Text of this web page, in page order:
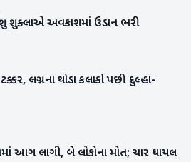
અવકાશમાં ઉડાન ભરી
લગ્નના થોડા કલાકો પછી દુલ્હા-
આગ લાગી, બે લોકોના મોત; ચાર ઘાયલ